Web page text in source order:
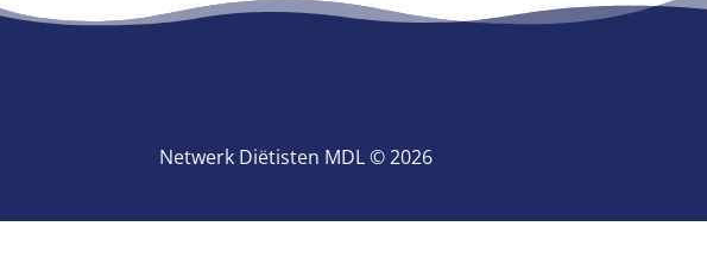
Netwerk Diëtisten MDL © 2026